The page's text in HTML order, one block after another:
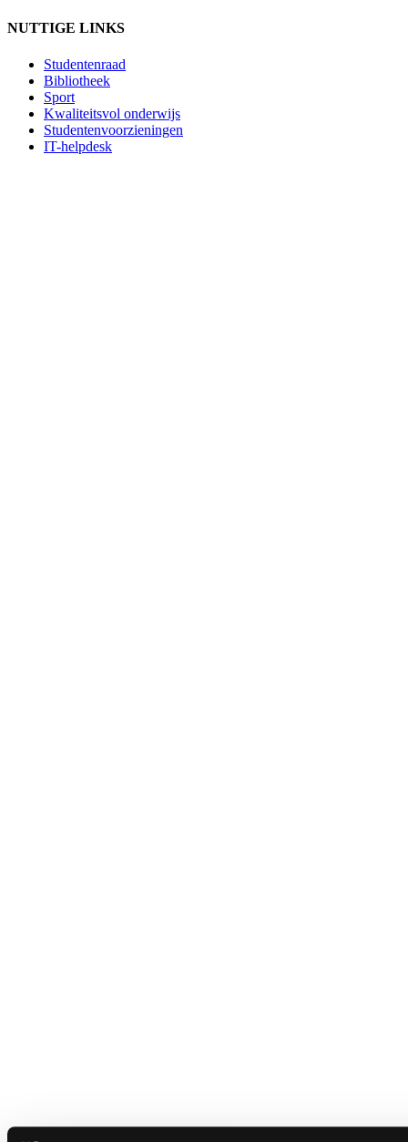
NUTTIGE LINKS
Studentenraad
Bibliotheek
Sport
Kwaliteitsvol onderwijs
Studentenvoorzieningen
IT-helpdesk